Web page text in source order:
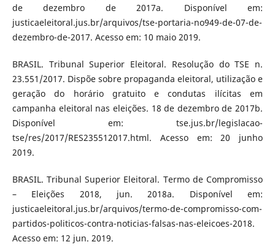
de dezembro de 2017a. Disponível em:
justicaeleitoral.jus.br/arquivos/tse-portaria-no949-de-07-de-
dezembro-de-2017. Acesso em: 10 maio 2019.
BRASIL. Tribunal Superior Eleitoral. Resolução do TSE n.
23.551/2017. Dispõe sobre propaganda eleitoral, utilização e
geração do horário gratuito e condutas ilícitas em
campanha eleitoral nas eleições. 18 de dezembro de 2017b.
Disponível em: tse.jus.br/legislacao-
tse/res/2017/RES235512017.html. Acesso em: 20 junho
2019.
BRASIL. Tribunal Superior Eleitoral. Termo de Compromisso
– Eleições 2018, jun. 2018a. Disponível em:
justicaeleitoral.jus.br/arquivos/termo-de-compromisso-com-
partidos-politicos-contra-noticias-falsas-nas-eleicoes-2018.
Acesso em: 12 jun. 2019.